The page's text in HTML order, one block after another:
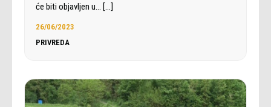
će biti objavljen u… […]
26/06/2023
PRIVREDA